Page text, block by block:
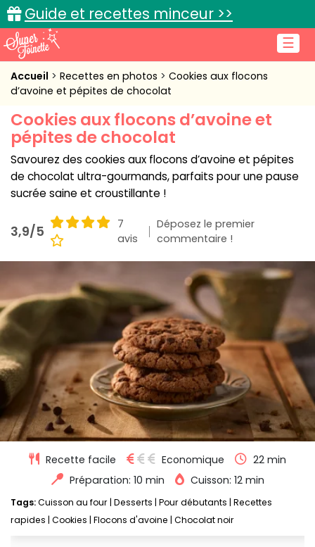
☰
Guide et recettes minceur >>
Accueil
Cuisine pratique
L'actu cuisine
Connexion
Accueil Recettes en photos
Cookies aux flocons
d’avoine et pépites de chocolat
Cookies aux flocons d’avoine et
pépites de chocolat
Savourez des cookies aux flocons d’avoine et pépites
de chocolat ultra-gourmands, parfaits pour une pause
sucrée saine et croustillante !
3,9/5
7
avis
Déposez le premier
commentaire !
Recette facile Economique
22 min
Préparation: 10 min
Cuisson: 12 min
Tags:Cuisson au four Desserts Pour débutants Recettes
rapides Cookies Flocons d'avoine Chocolat noir